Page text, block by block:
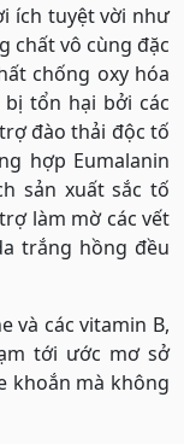
ích tuyệt vời như
chất vô cùng đặc
chống oxy hóa
tổn hại bởi các
đào thải độc tố
hợp Eumalanin
sản xuất sắc tố
làm mờ các vết
trắng hồng đều
và các vitamin B,
tới ước mơ sở
khoắn mà không